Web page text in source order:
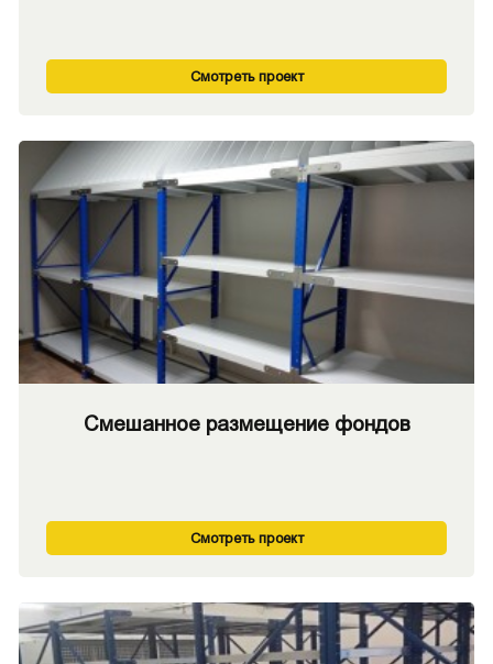
Смотреть проект
Смешанное размещение фондов
Смотреть проект